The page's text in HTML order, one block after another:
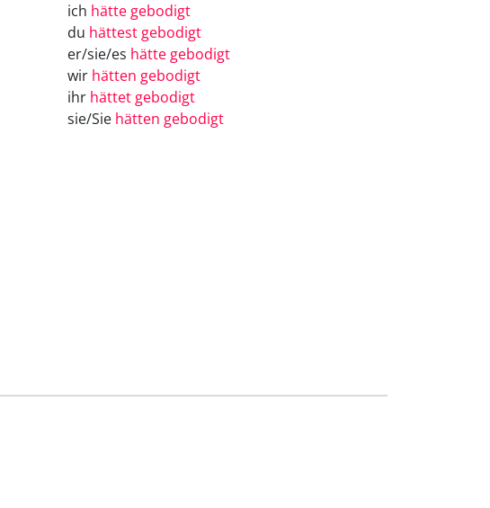
ich hätte gebodigt
du hättest gebodigt
er/sie/es hätte gebodigt
wir hätten gebodigt
ihr hättet gebodigt
sie/Sie hätten gebodigt